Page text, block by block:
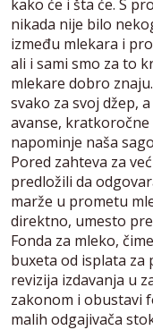
kako će i šta će. S
nikada nije bilo
između mlekara i
ali i sami smo za to
mlekare dobro
svako za svoj džep,
avanse,
napominje naša
Pored zahteva za
predložili da
marže u prometu
direktno, umesto
Fonda za mleko,
buxeta od isplata za
revizija izdavanja u
zakonom i obustavi
malih odgajivača